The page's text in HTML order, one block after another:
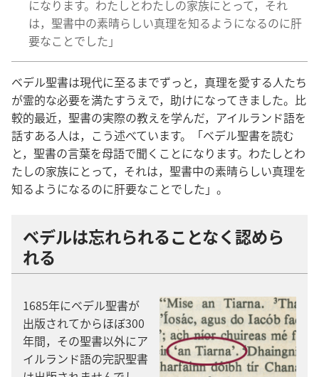
に​なり​ます。わたし​と​わたし​の​家族​に​とっ​て，それ​
は，聖書​中​の​素晴らしい​真理​を​知る​よう​に​なる​の​に​肝
要​な​こと​でし​た」
ベデル​聖書​は​現代​に​至る​まで​ずっ​と，真理​を​愛する​人​たち​
が​霊的​な​必要​を​満たす​うえ​で，助け​に​なっ​て​き​まし​た。比
較​的​最近，聖書​の​実際​の​教え​を​学ん​だ，アイルランド​語​を​
話す​ある​人​は，こう​述べ​て​い​ます。「ベデル​聖書​を​読む​
と，聖書​の​言葉​を​母語​で​聞く​こと​に​なり​ます。わたし​と​わ
たし​の​家族​に​とっ​て，それ​は，聖書​中​の​素晴らしい​真理​を​
知る​よう​に​なる​の​に​肝要​な​こと​でし​た」。
ベデル​は​忘れ​られる​こと​なく​認め​ら
れる
1685​年​に​ベデル​聖書​が​
出版​さ​れ​て​から​ほぼ​300​
年​間，その​聖書​以外​に​ア
イルランド​語​の​完訳​聖書​